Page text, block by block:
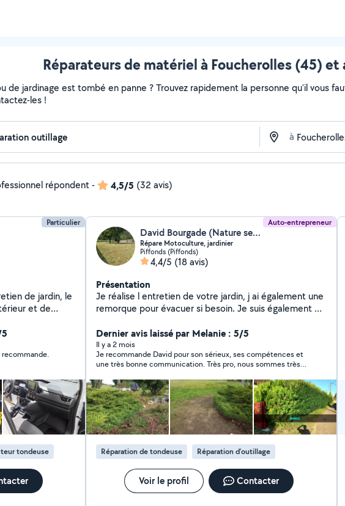
Réparateurs de matériel à Foucherolles (45) et
de jardinage est tombé en panne ? Trouvez rapidement la personne qu'il vous
les !
à
répondent- 4,5/5 (32 avis)
Particulier
de jardin, le
et de
tondeuse
Auto-entrepreneur
David Bourgade (Nature services 89)
Répare Motoculture, jardinier
Piffonds (Piffonds)
4,4/5 (18 avis)
Présentation
Je réalise l entretien de votre jardin, j ai également une
remorque pour évacuer si besoin. Je suis également un
ca ne me rajeunit pas ) et autoriser à réparer et
entretenir vos appareils de motoculture ( tondeuse,
taille haie, motoculteur, souffleur et debroussailleuse )
, je fais également l affûtage de vos lames ou chaînes.
Le petit plus je suis un excellent bricoleur. Par compte
je ne touche pas à la peinture ni au carrelage .
Dernier avis laissé par Melanie : 5/5
Il y a 2 mois
Je recommande David pour son sérieux, ses compétences et
une très bonne communication. Très pro, nous sommes très
Réparation de tondeuse Réparation d’outillage
Voir le profil Contacter